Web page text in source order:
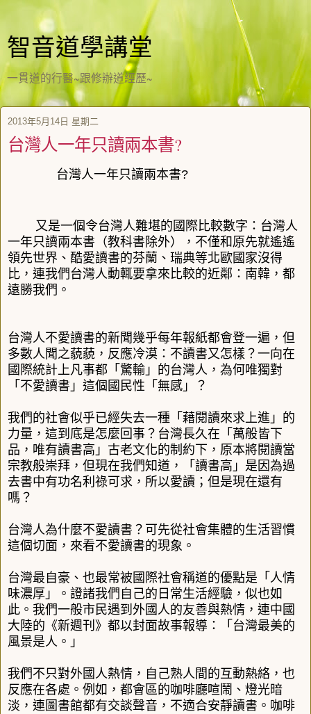
智音道學講堂
一貫道的行醫~跟修辦道經歷~
2013年5月14日 星期二
台灣人一年只讀兩本書?
台灣人一年只讀兩本書?
又是一個令台灣人難堪的國際比較數字：台灣人
一年只讀兩本書（教科書除外），不僅和原先就遙遙
領先世界、酷愛讀書的芬蘭、瑞典等北歐國家沒得
比，連我們台灣人動輒要拿來比較的近鄰：南韓，都
遠勝我們。
台灣人不愛讀書的新聞幾乎每年報紙都會登一遍，但
多數人聞之藐藐，反應冷漠：不讀書又怎樣？一向在
國際統計上凡事都「驚輸」的台灣人，為何唯獨對
「不愛讀書」這個國民性「無感」？
我們的社會似乎已經失去一種「藉閱讀來求上進」的
力量，這到底是怎麼回事？台灣長久在「萬般皆下
品，唯有讀書高」古老文化的制約下，原本將閱讀當
宗教般崇拜，但現在我們知道，「讀書高」是因為過
去書中有功名利祿可求，所以愛讀；但是現在還有
嗎？
台灣人為什麼不愛讀書？可先從社會集體的生活習慣
這個切面，來看不愛讀書的現象。
台灣最自豪、也最常被國際社會稱道的優點是「人情
味濃厚」。證諸我們自己的日常生活經驗，似也如
此。我們一般市民遇到外國人的友善與熱情，連中國
大陸的《新週刊》都以封面故事報導：「台灣最美的
風景是人。」
我們不只對外國人熱情，自己熟人間的互動熱絡，也
反應在各處。例如，都會區的咖啡廳喧鬧、燈光暗
淡，連圖書館都有交談聲音，不適合安靜讀書。咖啡